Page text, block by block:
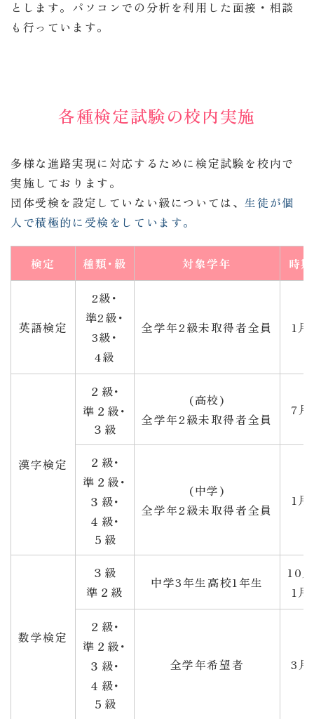
とします。パソコンでの分析を利用した面接・相談
も行っています。
各種検定試験の校内実施
多様な進路実現に対応するために検定試験を校内で
実施しております。
団体受検を設定していない級については、生徒が個
人で積極的に受検をしています。
検定 種類･ 級 対象学年 時期
英語検定
2級･
準2級･
3級･
4級
全学年2級未取得者全員 1月
漢字検定
２級･
準２級･
３級
(高校)
全学年2級未取得者全員
7月
２級･
準２級･
３級･
４級･
５級
(中学)
全学年2級未取得者全員
1月
数学検定
３級
準２級
中学3年生高校1年生
10月
1月
２級･
準２級･
３級･
４級･
５級
全学年希望者 3月